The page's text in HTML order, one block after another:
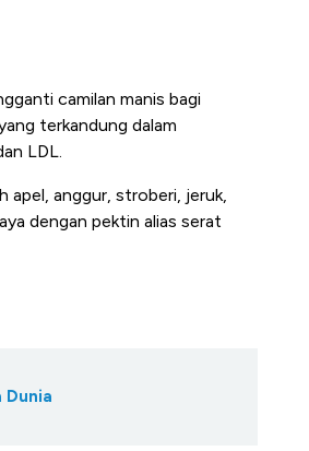
camilan manis bagi
terkandung dalam
LDL.
apel, anggur, stroberi, jeruk,
dengan pektin alias serat
Dunia